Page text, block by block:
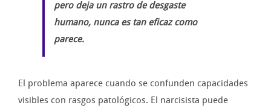
pero deja un rastro de desgaste
humano, nunca es tan eficaz como
parece.
El problema aparece cuando se confunden capacidades
visibles con rasgos patológicos. El narcisista puede